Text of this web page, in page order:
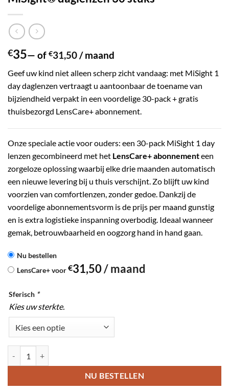
€35— of €31,50/ maand
Geef uw kind niet alleen scherp zicht vandaag: met MiSight 1
day daglenzen vertraagt u aantoonbaar de toename van
bijziendheid verpakt in een voordelige 30-pack + gratis
thuisbezorgd LensCare+ abonnement.
Onze speciale actie voor ouders: een 30-pack MiSight 1 day
lenzen gecombineerd met het LensCare+ abonnementeen
zorgeloze oplossing waarbij elke drie maanden automatisch
een nieuwe levering bij u thuis verschijnt. Zo blijft uw kind
voorzien van comfortlenzen, zonder gedoe. Dankzij de
voordelige abonnementsvorm is de prijs per maand gunstig
en is extra logistieke inspanning overbodig. Ideaal wanneer
gemak, betrouwbaarheid en oogzorg hand in hand gaan.
TYPE
AANKOOP
Nu bestellen
LensCare+ voor€31,50/ maand
Sferisch *
Kies uw sterkte.
NU BESTELLEN